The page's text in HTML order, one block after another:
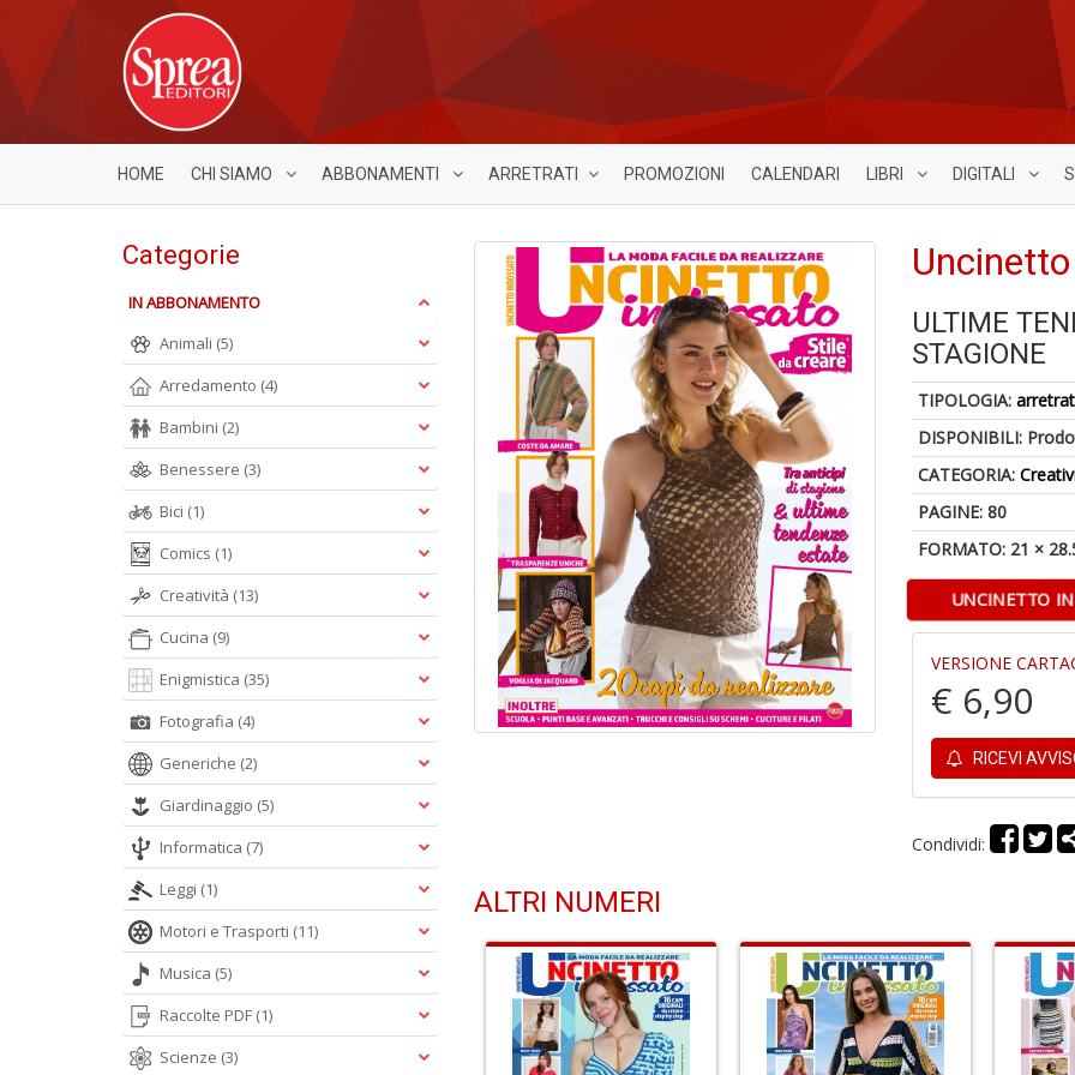
HOME CHI SIAMO ABBONAMENTI ARRETRATI PROMOZIONI CALENDARI LIBRI DIGITALI
ULTIME
STAGIONE
TIPOLOGIA:
DISPONIBILI:
CATEGORIA:
PAGINE: 80
FORMATO: 21 ×
UNCINETTO
VERSIONE
€ 6,90
RICEVI
Condividi:
ALTRI NUMERI
Categorie
IN ABBONAMENTO
Animali (5)
Arredamento (4)
Bambini (2)
Benessere (3)
Bici (1)
Comics (1)
Creatività (13)
Cucina (9)
Enigmistica (35)
Fotografia (4)
Generiche (2)
Giardinaggio (5)
Informatica (7)
Leggi (1)
Motori e Trasporti (11)
Musica (5)
Raccolte PDF (1)
Scienze (3)